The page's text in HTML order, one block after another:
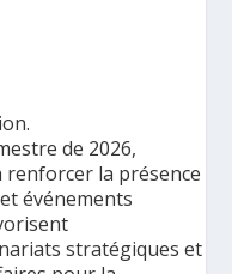
de 2026,
renforcer la présence
événements
stratégiques et